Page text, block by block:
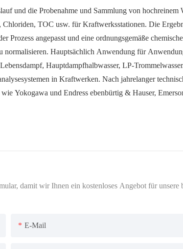
und die Probenahme und Sammlung von hochreinem
TOC usw. für Kraftwerksstationen. Die
Prozess angepasst und eine ordnungsgemäße
Hauptsächlich Anwendung für
Hauptdampfhalbwasser, LP-
in Kraftwerken. Nach jahrelanger
Yokogawa und Endress ebenbürtig & Hauser,
damit wir Ihnen ein kostenloses Angebot für unsere
E-Mail